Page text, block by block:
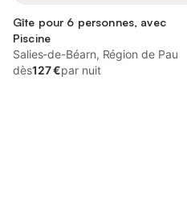
Gîte pour 6 personnes, avec
Piscine
Salies-de-Béarn, Région de Pau
dès127 €par nuit